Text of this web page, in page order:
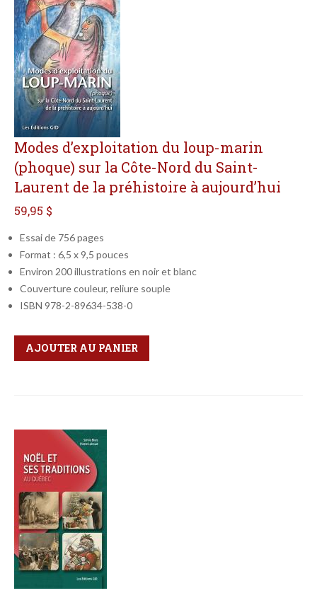
Modes d’exploitation du loup-marin
(phoque) sur la Côte-Nord du Saint-
Laurent de la préhistoire à aujourd’hui
59,95 $
Essai de 756 pages
Format : 6,5 x 9,5 pouces
Environ 200 illustrations en noir et blanc
Couverture couleur, reliure souple
ISBN 978-2-89634-538-0
Qté
Format
AJOUTER AU PANIER